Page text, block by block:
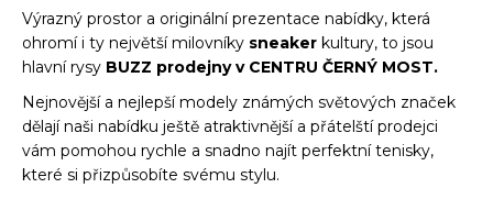
Výrazný prostor a originální prezentace nabídky, která
ohromí i ty největší milovníky sneaker kultury, to jsou
hlavní rysy BUZZ prodejny v CENTRU ČERNÝ MOST.
Nejnovější a nejlepší modely známých světových značek
dělají naši nabídku ještě atraktivnější a přátelští prodejci
vám pomohou rychle a snadno najít perfektní tenisky,
které si přizpůsobíte svému stylu.